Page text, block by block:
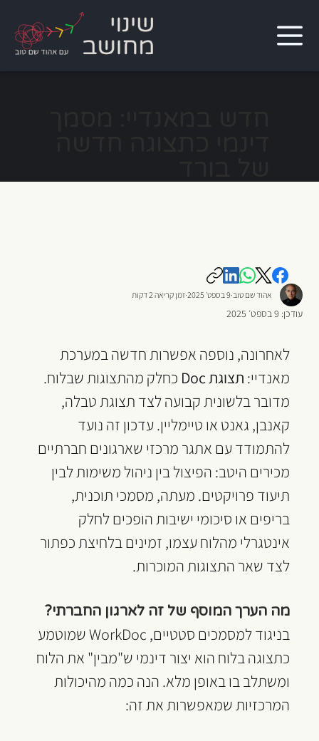
אהוד שם טוב 9 בספט׳ 2025 זמן קריאה 2 דקות
עודכן: 9 בספט׳ 2025
לאחרונה, נוספה אפשרות חדשה במערכת
מאנדיי: תצוגת Doc
כחלק מהתצוגות שבלוח.
מדובר בלשונית קבועה לצד תצוגת טבלה,
קאנבן, גאנט או טיימליין. עדכון זה נועד
להתמודד עם אתגר מרכזי שארגונים חברתיים
מכירים היטב: הפיצול בין ניהול משימות לבין
תיעוד פרויקטים. מעתה, מסמכי תוכנית,
בריפים או סיכומי ישיבות הופכים לחלק
אינטגרלי מהלוח עצמו, זמינים בלחיצת כפתור
לצד שאר התצוגות המוכרות.
מה הערך המוסף של זה לארגון החברתי?
בניגוד למסמכים סטטיים, WorkDoc שמוטמע
כתצוגה בלוח הוא יצור דינמי ש"מבין" את הלוח
ומשתלב בו באופן מלא. הנה כמה מהיכולות
המרכזיות שמאפשרות את זה: